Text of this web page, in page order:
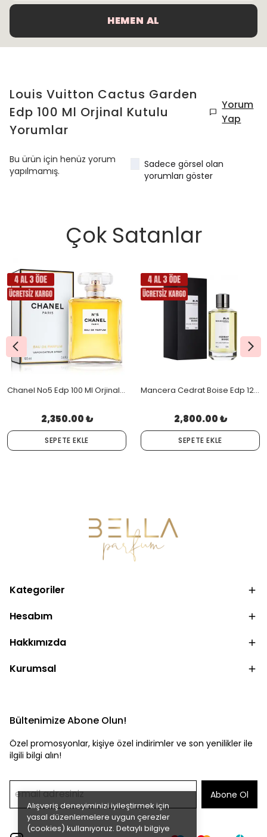
Alışveriş deneyiminizi iyileştirmek için
yasal düzenlemelere uygun çerezler
(cookies) kullanıyoruz. Detaylı bilgiye
HEMEN AL
Louis Vuitton Cactus Garden
Edp 100 Ml Orjinal Kutulu
Yorumlar
Yorum
Yap
Bu ürün için henüz yorum
yapılmamış.
Sadece görsel olan
yorumları göster
Çok Satanlar
Chanel No5 Edp 100 Ml Orjinal Kutulu
2,350.00 ₺
SEPETE EKLE
Mancera Cedrat Boise Edp 120 Ml Orjinal Kutulu
2,800.00 ₺
SEPETE EKLE
Kategoriler
Hesabım
Hakkımızda
Kurumsal
Bültenimize Abone Olun!
Özel promosyonlar, kişiye özel indirimler ve son yenilikler ile
ilgili bilgi alın!
Abone Ol